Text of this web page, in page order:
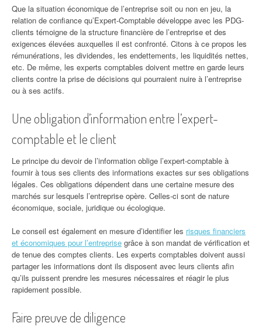
Que la situation économique de l’entreprise soit ou non en jeu, la
relation de confiance qu’Expert-Comptable développe avec les PDG-
clients témoigne de la structure financière de l’entreprise et des
exigences élevées auxquelles il est confronté. Citons à ce propos les
rémunérations, les dividendes, les endettements, les liquidités nettes,
etc. De même, les experts comptables doivent mettre en garde leurs
clients contre la prise de décisions qui pourraient nuire à l’entreprise
ou à ses actifs.
Une obligation d’information entre l’expert-
comptable et le client
Le principe du devoir de l’information oblige l’expert-comptable à
fournir à tous ses clients des informations exactes sur ses obligations
légales. Ces obligations dépendent dans une certaine mesure des
marchés sur lesquels l’entreprise opère. Celles-ci sont de nature
économique, sociale, juridique ou écologique.
Le conseil est également en mesure d’identifier les risques financiers
et économiques pour l’entreprise grâce à son mandat de vérification et
de tenue des comptes clients. Les experts comptables doivent aussi
partager les informations dont ils disposent avec leurs clients afin
qu’ils puissent prendre les mesures nécessaires et réagir le plus
rapidement possible.
Faire preuve de diligence